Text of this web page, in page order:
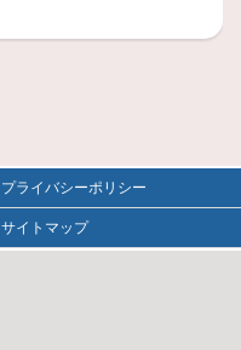
プライバシーポリシー
サイトマップ